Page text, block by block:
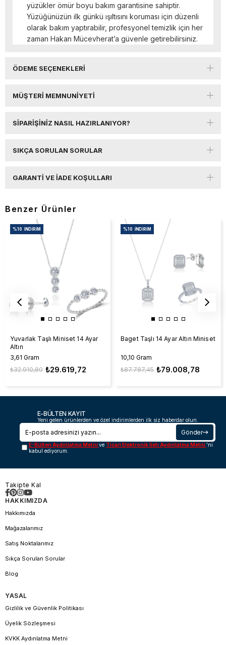
yüzükler ömür boyu bakım garantisine sahiptir.
Yüzüğünüzün ilk günkü ışıltısını koruması için düzenli
olarak bakım yaptırabilir, profesyonel temizlik için her
zaman Hakan Mücevherat’a güvenle getirebilirsiniz.
ÖDEME SEÇENEKLERI
MÜŞTERI MEMNUNIYETI
SIPARIŞINIZ NASIL HAZIRLANIYOR?
SIKÇA SORULAN SORULAR
GARANTI VE İADE KOŞULLARI
Benzer Ürünler
Yuvarlak Taşlı Miniset 14 Ayar
Altın
3,61 Gram
₺29.619,72
₺32.910,80
%10 İNDIRIM
Baget Taşlı 14 Ayar Altın Miniset
10,10 Gram
₺79.008,78
₺87.787,45
%10 İNDIRIM
E-BÜLTEN KAYIT
Yeni gelen ürünlerden ve özel indirimlerden ilk siz haberdar olun.
Gönder
E-Bülten Aydınlatma Metnive Ticari Elektronik İleti Aydınlatma Metni 'ni
kabul ediyorum.
Takipte Kal
HAKKIMIZDA
Hakkımızda
Mağazalarımız
Satış Noktalarımız
Sıkça Sorulan Sorular
Blog
YASAL
Gizlilik ve Güvenlik Politikası
Üyelik Sözleşmesi
KVKK Aydınlatma Metni